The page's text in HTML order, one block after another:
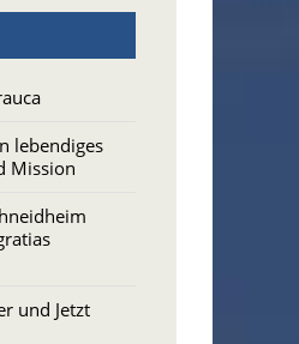
lebendiges
Mission
und Jetzt